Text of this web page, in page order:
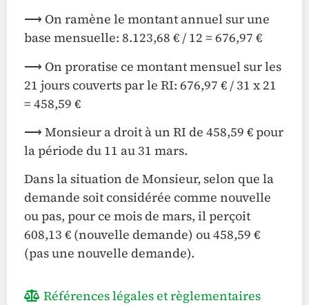
⟶ On ramène le montant annuel sur une
base mensuelle: 8.123,68 € / 12 = 676,97 €
⟶ On proratise ce montant mensuel sur les
21 jours couverts par le RI: 676,97 € / 31 x 21
= 458,59 €
⟶ Monsieur a droit à un RI de 458,59 € pour
la période du 11 au 31 mars.
Dans la situation de Monsieur, selon que la
demande soit considérée comme nouvelle
ou pas, pour ce mois de mars, il perçoit
608,13 € (nouvelle demande) ou 458,59 €
(pas une nouvelle demande).
Références légales et règlementaires